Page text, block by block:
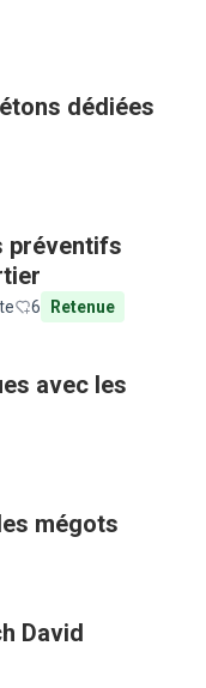
dédiées
préventifs
6 Retenue
avec les
mégots
David